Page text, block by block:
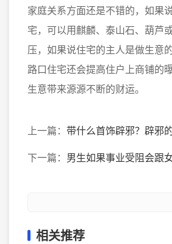
家庭关系方面还是不错的，如果
宅，可以用麒麟、泰山石、葫芦
压，如果说住宅的主人是做生意
路口住宅还会提高住户上商铺的
生意带来源源不断的财运。
上一篇： 带什么首饰辟邪？辟邪
下一篇： 男生如果事业受阻会跟
相关推荐